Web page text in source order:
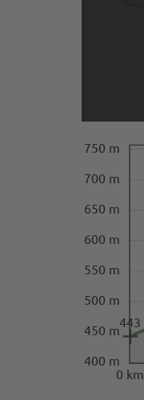
0 km
400 m
450 m
500 m
550 m
600 m
650 m
700 m
750 m
443